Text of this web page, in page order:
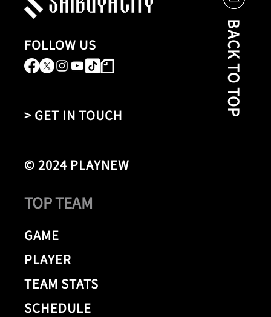
FOLLOW US
> GET IN TOUCH
© 2024 PLAYNEW
TOP TEAM
GAME
PLAYER
TEAM STATS
SCHEDULE
BACK TO TOP